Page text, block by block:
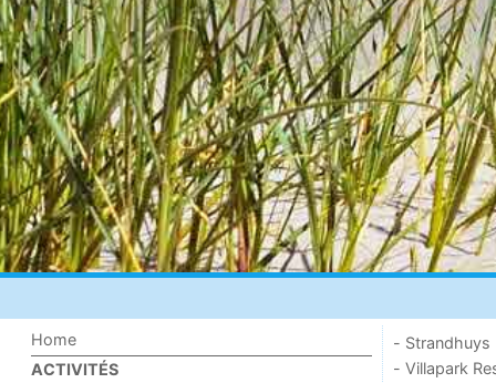
Home
ACTIVITÉS
- Strandhuys
- Villapark